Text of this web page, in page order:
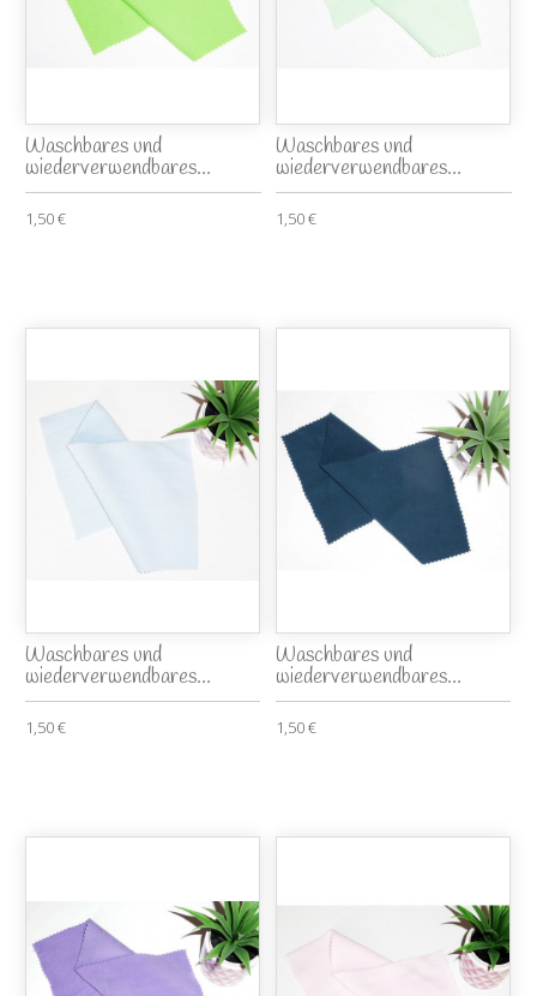
Waschbares und
wiederverwendbares...
1,50 €
Waschbares und
wiederverwendbares...
1,50 €
Waschbares und
wiederverwendbares...
1,50 €
Waschbares und
wiederverwendbares...
1,50 €